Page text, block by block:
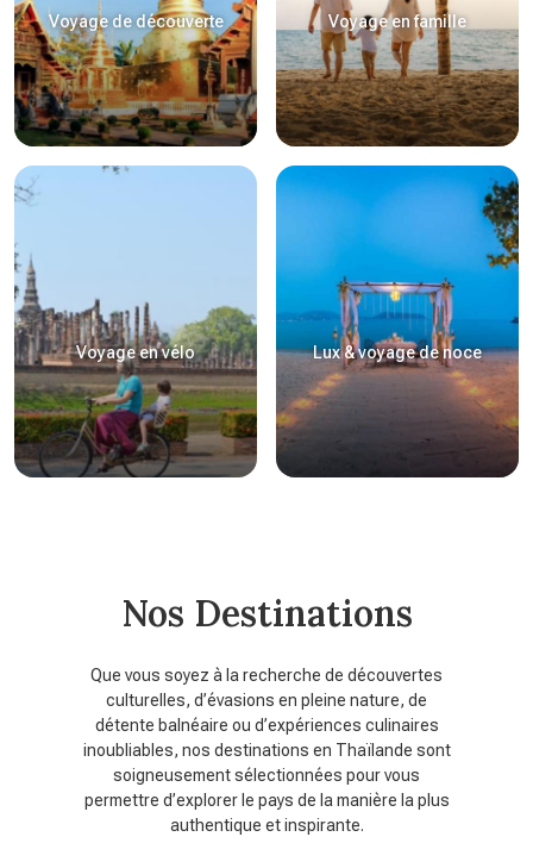
Voyage de découverte Voyage en famille
Voyage en vélo Lux & voyage de noce
Nos Destinations
Que vous soyez à la recherche de découvertes
culturelles, d’évasions en pleine nature, de
détente balnéaire ou d’expériences culinaires
inoubliables, nos destinations en Thaïlande sont
soigneusement sélectionnées pour vous
permettre d’explorer le pays de la manière la plus
authentique et inspirante.